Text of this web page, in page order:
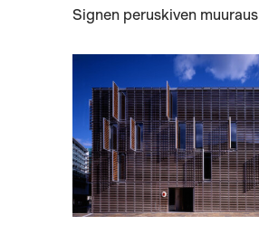
Signen peruskiven muuraus